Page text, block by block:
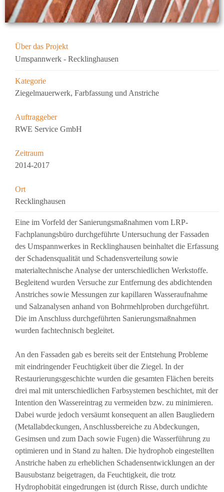
Über das Projekt
Umspannwerk - Recklinghausen
Kategorie
Ziegelmauerwerk, Farbfassung und Anstriche
Auftraggeber
RWE Service GmbH
Zeitraum
2014-2017
Ort
Recklinghausen
Eine im Vorfeld der Sanierungsmaßnahmen vom LRP-
Fachplanungsbüro durchgeführte Untersuchung der Fassaden
des Umspannwerkes in Recklinghausen beinhaltet die Erfassung
der Schadensqualität und Schadensverteilung sowie
materialtechnische Analyse der unterschiedlichen Werkstoffe.
Begleitend wurden Versuche zur Entfernung des abdichtenden
Anstriches sowie Messungen zur kapillaren Wasseraufnahme
und Salzanalysen anhand von Bohrmehlproben durchgeführt.
Die im Anschluss durchgeführten Sanierungsmaßnahmen
wurden fachtechnisch begleitet.
An den Fassaden gab es bereits seit der Entstehung Probleme
mit eindringender Feuchtigkeit über die Ziegel. In der
Restaurierungsgeschichte wurden die gesamten Flächen bereits
drei mal mit unterschiedlichen Farbsystemen beschichtet, mit der
Intention den Wassereintrag zu vermeiden bzw. zu minimieren.
Dabei wurde jedoch versäumt konsequent an allen Baugliedern
(Metallabdeckungen, Anschlussbereiche zu Abdeckungen,
Gesimsen und zum Dach sowie Fugen) die Wasserführung zu
optimieren und in Stand zu halten. Die hydrophob eingestellten
Anstriche haben zu erheblichen Schadensentwicklungen an der
Bausubstanz beigetragen, da Feuchtigkeit, die trotz
Hydrophobität eingedrungen ist (durch Risse, durch undichte